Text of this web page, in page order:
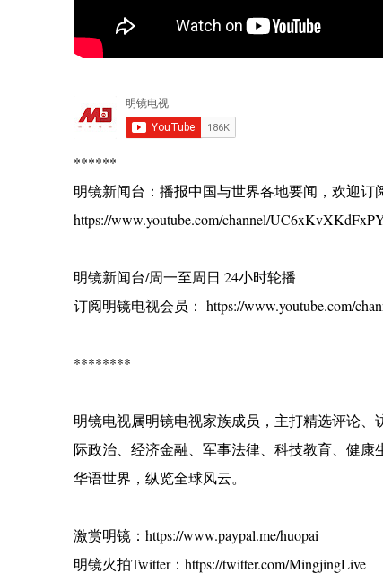
******
明镜新闻台：播报中国与世界各地要闻，欢迎订
https://www.youtube.com/channel/
明镜新闻台/周一至周日 24小时轮播
订阅明镜电视会员： https://www.youtube.com/
********
明镜电视属明镜电视家族成员，主打精选评论
际政治、经济金融、军事法律、科技教育、健
华语世界，纵览全球风云。
激赏明镜：https://www.paypal.me/huopai
明镜火拍Twitter：https://twitter.com/MingjingLive